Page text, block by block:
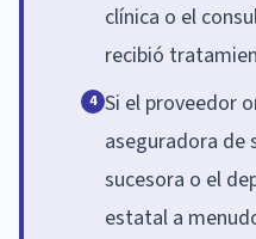
clínica o el
recibió
4 Si el proveedor
aseguradora de
sucesora o el
estatal a